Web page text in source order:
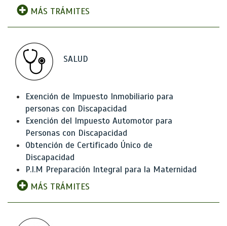
MÁS TRÁMITES
SALUD
Exención de Impuesto Inmobiliario para
personas con Discapacidad
Exención del Impuesto Automotor para
Personas con Discapacidad
Obtención de Certificado Único de
Discapacidad
P.I.M Preparación Integral para la Maternidad
MÁS TRÁMITES